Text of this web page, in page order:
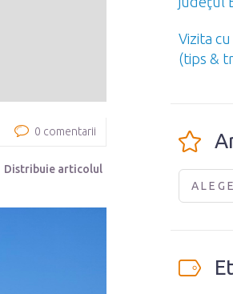
0 comentarii
Distribuie articolul
Vizita cu
(tips &